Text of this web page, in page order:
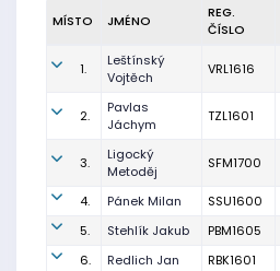
MÍSTO JMÉNO
REG.
ČÍSLO
1.
Leštínský
Vojtěch
VRL1616
2.
Pavlas
Jáchym
TZL1601
3.
Ligocký
Metoděj
SFM1700
4. Pánek Milan SSU1600
5.
Stehlík Jakub PBM1605
6.
Redlich Jan RBK1601